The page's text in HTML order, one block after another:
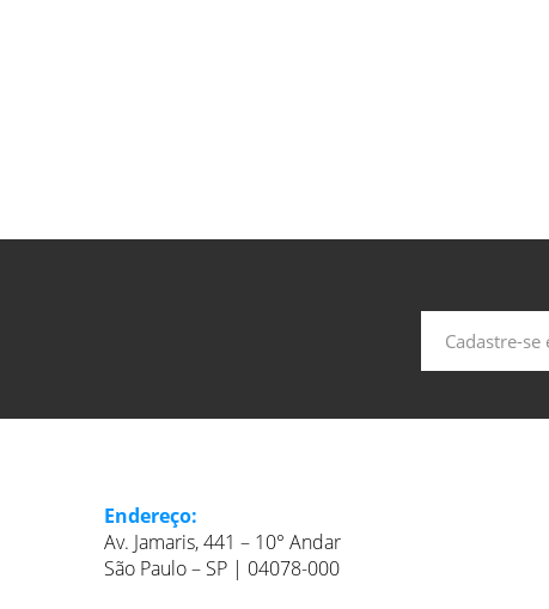
Endereço:
Av. Jamaris, 441 – 10° Andar
São Paulo – SP | 04078-000